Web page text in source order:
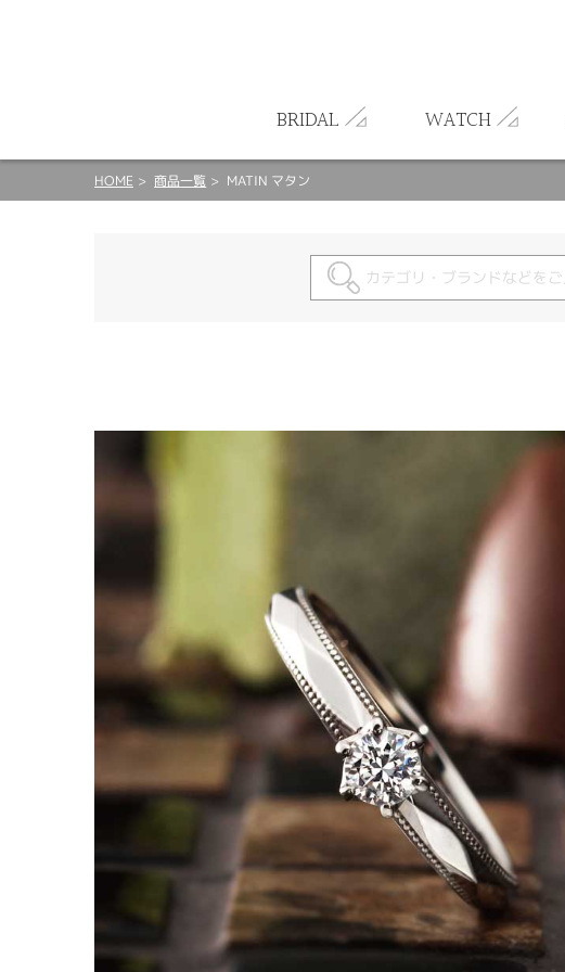
BRIDAL WATCH
HOME 商品一覧 MATIN マタン